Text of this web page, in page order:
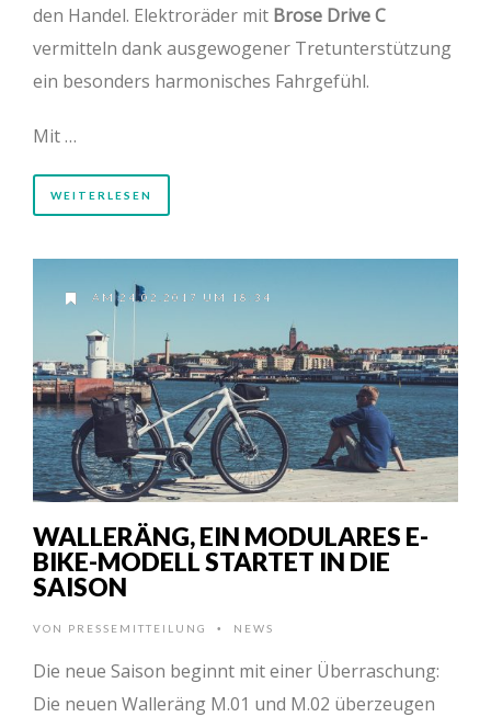
den Handel. Elektroräder mit Brose Drive C
vermitteln dank ausgewogener Tretunterstützung
ein besonders harmonisches Fahrgefühl.
Mit …
WEITERLESEN
AM 24.02.2017 UM 18:34
WALLERÄNG, EIN MODULARES E-
BIKE-MODELL STARTET IN DIE
SAISON
VON PRESSEMITTEILUNG • NEWS
Die neue Saison beginnt mit einer Überraschung:
Die neuen Walleräng M.01 und M.02 überzeugen